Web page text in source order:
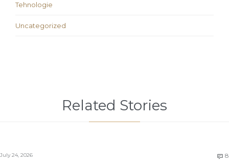
Tehnologie
Uncategorized
Related Stories
July 24, 2026  8